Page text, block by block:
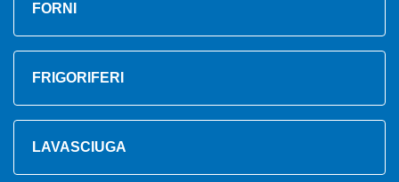
FORNI
FRIGORIFERI
LAVASCIUGA